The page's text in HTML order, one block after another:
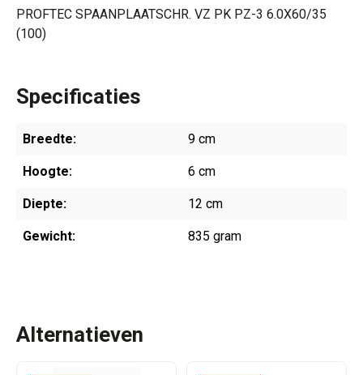
PROFTEC SPAANPLAATSCHR. VZ PK PZ-3 6.0X60/35
(100)
Specificaties
Breedte: 9 cm
Hoogte: 6 cm
Diepte: 12 cm
Gewicht: 835 gram
Alternatieven